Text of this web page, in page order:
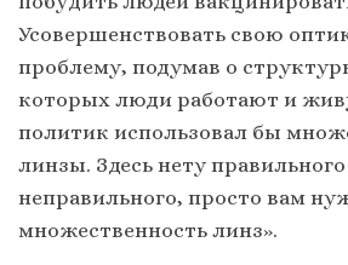
Усовершенствовать свою
проблему, подумав о
которых люди работают и
политик использовал бы
линзы. Здесь нету
неправильного, просто вам
множественность линз».